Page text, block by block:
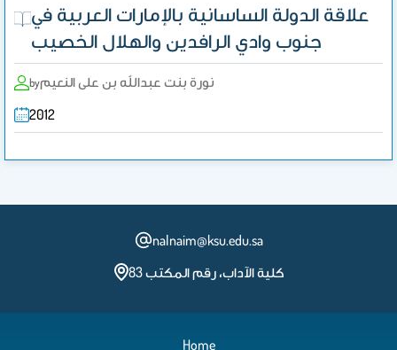
علاقة الدولة الساسانية بالإمارات العربية في
جنوب وادي الرافدين والهلال الخصيب
byنورة بنت عبدالله بن على النعيم
2012
nalnaim@ksu.edu.sa
كلية الآداب، رقم المكتب 83
Home